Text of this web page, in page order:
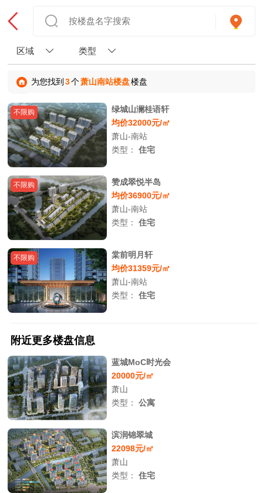
区域 类型
为您找到 3个萧山南站楼盘楼盘
不限购
绿城山澜桂语轩
均价32000元/㎡
萧山-南站
类型：住宅
不限购
赞成翠悦半岛
均价36900元/㎡
萧山-南站
类型：住宅
不限购
棠前明月轩
均价31359元/㎡
萧山-南站
类型：住宅
附近更多楼盘信息
蓝城MoC时光会
20000元/㎡
萧山
类型：公寓
滨润锦翠城
22098元/㎡
萧山
类型：住宅